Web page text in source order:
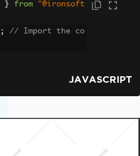
} from
"@ironsoft
;
// Import the co
JAVASCRIPT